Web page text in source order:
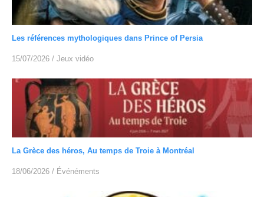
Les références mythologiques dans Prince of Persia
15/07/2026 / Jeux vidéo
La Grèce des héros, Au temps de Troie à Montréal
18/06/2026 / Événéments